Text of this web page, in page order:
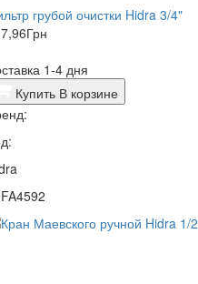
грубой очистки Hidra 3/4"
Грн
1-4 дня
Купить В корзине